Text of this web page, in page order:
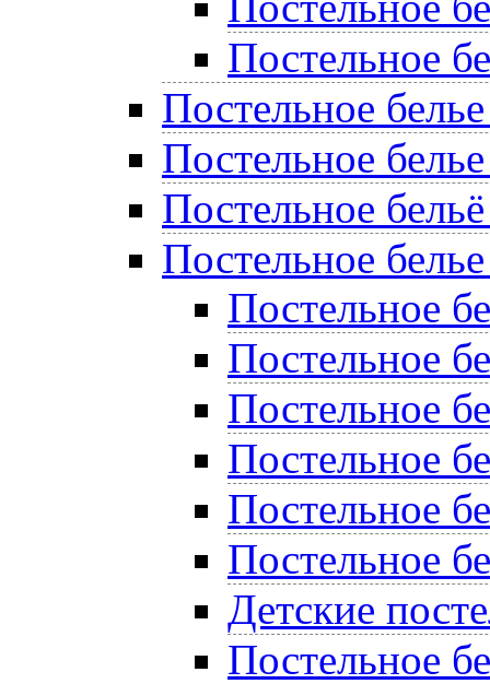
Постельное
Постельное
Постельное
Постельное
Постельное
Постельное
Постельное
Постельное
Постельное
Постельное
Постельное
Детские
Постельное